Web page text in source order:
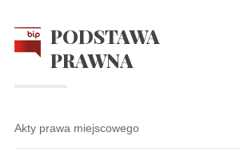
PODSTAWA
PRAWNA
Akty prawa miejscowego